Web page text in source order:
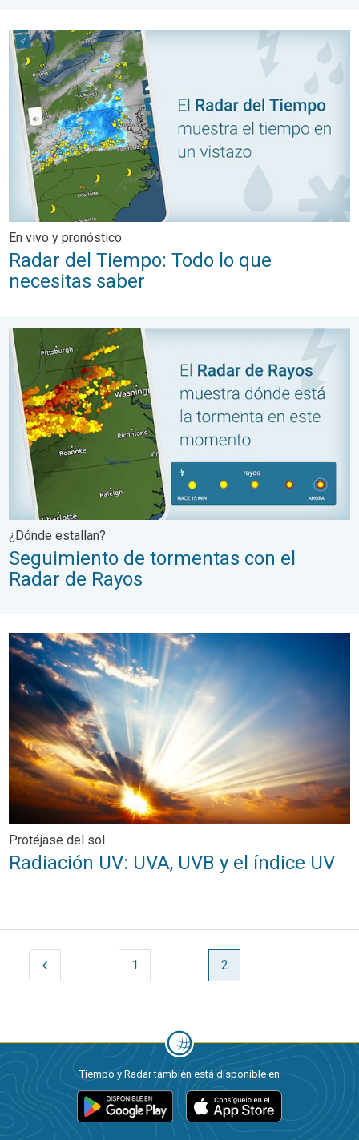
Radar del Tiempo: Todo lo que necesitas saber. En vivo y
En vivo y pronóstico
Radar del Tiempo: Todo lo que
necesitas saber
Seguimiento de tormentas con el Radar de Rayos. ¿Dónde
¿Dónde estallan?
Seguimiento de tormentas con el
Radar de Rayos
Radiación UV: UVA, UVB y el índice UV. Protéjase del sol. . .
Protéjase del sol
Radiación UV: UVA, UVB y el índice UV
1 2
Tiempo y Radar también está disponible en